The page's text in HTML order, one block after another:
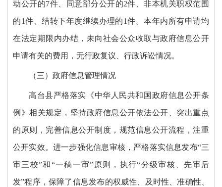
动公开的7件、同意部分公开的2件、非本机关职权范围
的1件、结转下年度继续办理的1件。本年内所有申请均
在法定期限内办结，未向社会公众收取与政府信息公开
申请有关的费用，无行政复议、行政诉讼情况。
（三）政府信息管理情况
高台县严格落实《中华人民共和国政府信息公开条
例》相关规定，坚持政府信息公开依法公开、突出重点
的原则，完善信息公开制度，规范信息公开流程，注重
公开实效。进一步强化信息审核，严格落实信息发布“三
审三校”和“一稿一审”原则，执行“分级审核、先审后
发”程序，保障了信息发布的权威性、及时性、准确性、